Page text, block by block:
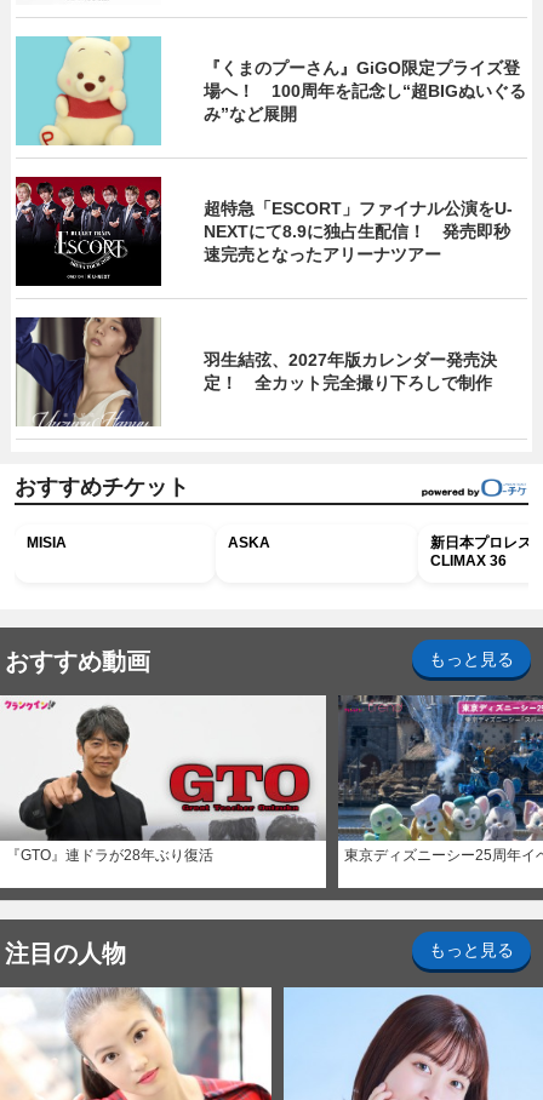
『くまのプーさん』GiGO限定プライズ登
場へ！ 100周年を記念し“超BIGぬいぐる
み”など展開
超特急「ESCORT」ファイナル公演をU-
NEXTにて8.9に独占生配信！ 発売即秒
速完売となったアリーナツアー
羽生結弦、2027年版カレンダー発売決
定！ 全カット完全撮り下ろしで制作
おすすめチケット
MISIA ASKA
新日本プロレス
CLIMAX 36
おすすめ動画 もっと見る
『GTO』連ドラが28年ぶり復活 東京ディズニーシー25周年イ
注目の人物 もっと見る